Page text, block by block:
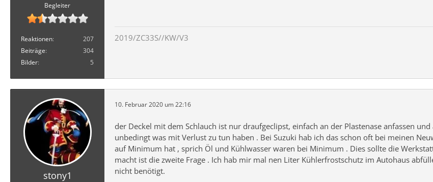
Begleiter
Reaktionen
207
Beiträge
304
Bilder
5
2019/ZC33S//KW/V3
stony1
10. Februar 2020 um 22:16
der Deckel mit dem Schlauch ist nur draufgeclipst, einfach an der Plastenase anfassen
unbedingt was mit Verlust zu tun haben . Bei Suzuki hab ich das schon oft bei meinen
auf Minimum hat , sprich Öl und Kühlwasser waren bei Minimum . Dies sollte die
macht ist die zweite Frage . Ich hab mir mal nen Liter Kühlerfrostschutz im Autohaus
nicht benötigt.